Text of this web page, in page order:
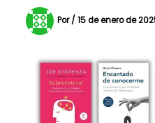
Por/ 15 de enero de